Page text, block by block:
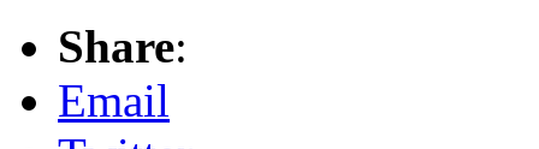
Share:
Email